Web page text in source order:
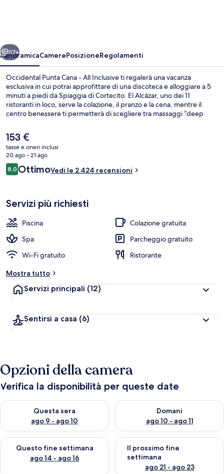
Inclusive
Avanti
117+
PanoramicaCamerePosizioneRegolamenti
Occidental Punta Cana - All Inclusive ti regalerà una vacanza
esclusiva in cui potrai approfittare di una discoteca e alloggiare a 5
minuti a piedi da Spiaggia di Cortecito. El Alcázar, uno dei 11
ristoranti in loco, serve la colazione, il pranzo e la cena, mentre il
centro benessere ti permetterà di scegliere tra massaggi “deep
resort all-inclusive sono 3 piscine all'aperto, un bar sulla spiaggia e
una palestra. Gli ospiti apprezzano molto la piscina e il personale
gentile.
Il
prezzo
attuale
è
153 €
153 €
tasse e oneri inclusi
20 ago - 21 ago
Recensioni
8,08,0 su 10
OttimoVedi le 2.424 recensioni
Servizi più richiesti
Piscina
Colazione gratuita
Spa
Parcheggio gratuito
Wi-Fi gratuito
Ristorante
Mostra tutto
Servizi principali (12)
Sentirsi a casa (6)
Opzioni della camera
Verifica la disponibilità per queste date
Questa sera
ago 9 - ago 10
Verifica la disponibilità per questa sera, ago 9 - ago 10
Domani
ago 10 - ago 11
Verifica la disponibilità per
Questo fine settimana
ago 14 - ago 16
Verifica la disponibilità per questo fine settimana, ago 14 -
Il prossimo fine
settimana
ago 21 - ago 23
Verifica la disponibilità per il